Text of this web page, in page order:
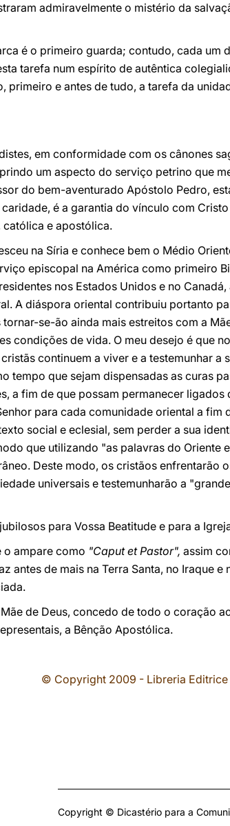
admiravelmente o mistério da
é o primeiro guarda; contudo, cada um
tarefa num espírito de autêntica
e antes de tudo, a tarefa da
em conformidade com os cânones
um aspecto do serviço petrino que
do bem-aventurado Apóstolo Pedro,
é a garantia do vínculo com
católica e apostólica.
na Síria e conhece bem o Médio
episcopal na América como primeiro
nos Estados Unidos e no
A diáspora oriental contribuiu portanto
se-ão ainda mais estreitos com a
condições de vida. O meu desejo é que
continuem a viver e a testemunhar
tempo que sejam dispensadas as curas
a fim de que possam permanecer
para cada comunidade oriental a fim
social e eclesial, sem perder a sua
que utilizando "as palavras do Oriente
Deste modo, os cristãos enfrentarão
universais e testemunharão a
para Vossa Beatitude e para a
o ampare como "Caput et Pastor", assim
antes de mais na Terra Santa, no Iraque
de Deus, concedo de todo o coração
a Bênção Apostólica.
© Copyright 2009 - Libreria Editrice
Copyright © Dicastério para a